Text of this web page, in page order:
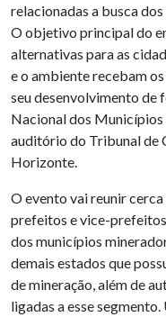
relacionadas a busca
O objetivo principal do
alternativas para as
e o ambiente recebam
seu desenvolvimento de
Nacional dos
auditório do Tribunal de
Horizonte.
O evento vai reunir
prefeitos e vice-
dos municípios
demais estados que
de mineração, além de
ligadas a esse